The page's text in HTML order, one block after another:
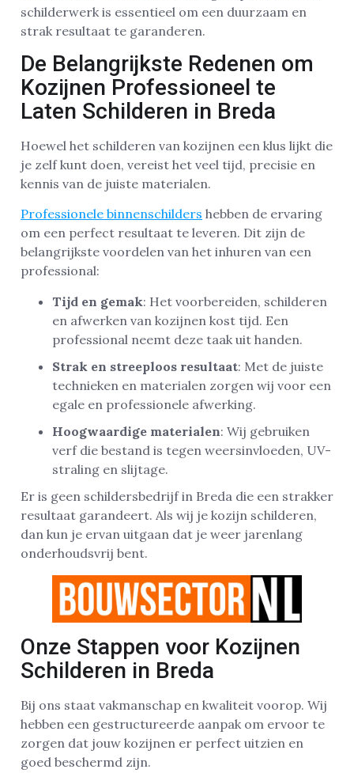
schilderwerk is essentieel om een duurzaam en
strak resultaat te garanderen.
De Belangrijkste Redenen om
Kozijnen Professioneel te
Laten Schilderen in Breda
Hoewel het schilderen van kozijnen een klus lijkt die
je zelf kunt doen, vereist het veel tijd, precisie en
kennis van de juiste materialen.
Professionele binnenschilders hebben de ervaring
om een perfect resultaat te leveren. Dit zijn de
belangrijkste voordelen van het inhuren van een
professional:
Tijd en gemak: Het voorbereiden, schilderen
en afwerken van kozijnen kost tijd. Een
professional neemt deze taak uit handen.
Strak en streeploos resultaat: Met de juiste
technieken en materialen zorgen wij voor een
egale en professionele afwerking.
Hoogwaardige materialen: Wij gebruiken
verf die bestand is tegen weersinvloeden, UV-
straling en slijtage.
Er is geen schildersbedrijf in Breda die een strakker
resultaat garandeert. Als wij je kozijn schilderen,
dan kun je ervan uitgaan dat je weer jarenlang
onderhoudsvrij bent.
Onze Stappen voor Kozijnen
Schilderen in Breda
Bij ons staat vakmanschap en kwaliteit voorop. Wij
hebben een gestructureerde aanpak om ervoor te
zorgen dat jouw kozijnen er perfect uitzien en
goed beschermd zijn.